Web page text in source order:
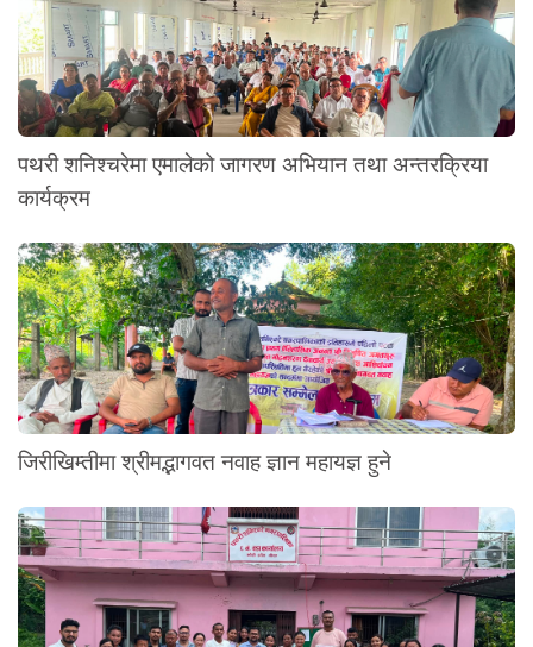
पथरी शनिश्चरेमा एमालेको जागरण अभियान तथा अन्तरक्रिया
कार्यक्रम
जिरीखिम्तीमा श्रीमद्भागवत नवाह ज्ञान महायज्ञ हुने